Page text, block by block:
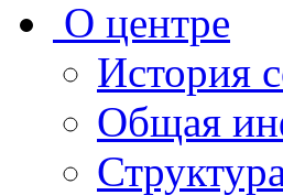
О центре
История
Общая